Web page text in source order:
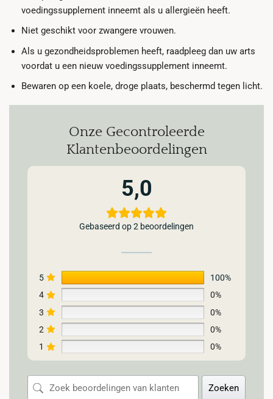
voedingssupplement inneemt als u allergieën heeft.
Niet geschikt voor zwangere vrouwen.
Als u gezondheidsproblemen heeft, raadpleeg dan uw arts
voordat u een nieuw voedingssupplement inneemt.
Bewaren op een koele, droge plaats, beschermd tegen licht.
Onze Gecontroleerde
Klantenbeoordelingen
5,0
Gebaseerd op 2 beoordelingen
5
100%
4
0%
3
0%
2
0%
1
0%
Zoeken